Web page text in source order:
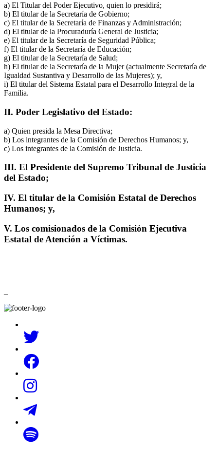
a) El Titular del Poder Ejecutivo, quien lo presidirá;
b) El titular de la Secretaría de Gobierno;
c) El titular de la Secretaría de Finanzas y Administración;
d) El titular de la Procuraduría General de Justicia;
e) El titular de la Secretaría de Seguridad Pública;
f) El titular de la Secretaría de Educación;
g) El titular de la Secretaría de Salud;
h) El titular de la Secretaría de la Mujer (actualmente Secretaría de
Igualdad Sustantiva y Desarrollo de las Mujeres); y,
i) El titular del Sistema Estatal para el Desarrollo Integral de la
Familia.
II. Poder Legislativo del Estado:
a) Quien presida la Mesa Directiva;
b) Los integrantes de la Comisión de Derechos Humanos; y,
c) Los integrantes de la Comisión de Justicia.
III. El Presidente del Supremo Tribunal de Justicia
del Estado;
IV. El titular de la Comisión Estatal de Derechos
Humanos; y,
V. Los comisionados de la Comisión Ejecutiva
Estatal de Atención a Víctimas.